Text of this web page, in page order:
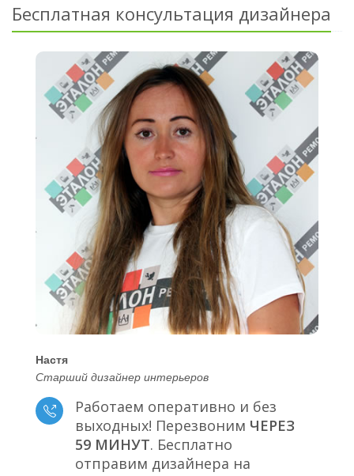
Бесплатная консультация дизайнера
Настя
Старший дизайнер интерьеров
Работаем оперативно и без
выходных! Перезвоним ЧЕРЕЗ
59 МИНУТ. Бесплатно
отправим дизайнера на